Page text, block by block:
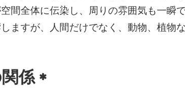
間全体に伝染し、周りの雰囲気も一
ますが、人間だけでなく、動物、植物
係＊